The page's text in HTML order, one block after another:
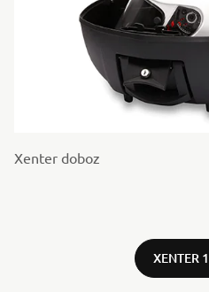
Xenter doboz
XENTER